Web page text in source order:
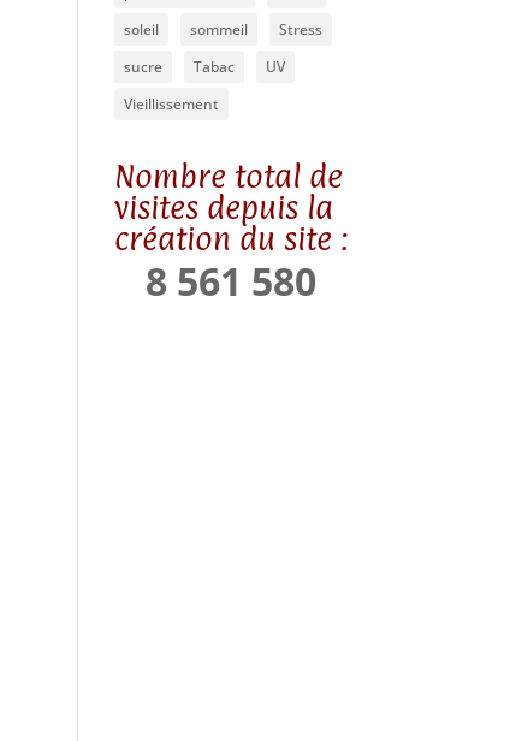
soleil
sommeil
Stress
sucre
Tabac
UV
Vieillissement
Nombre total de
visites depuis la
création du site :
8 561 580